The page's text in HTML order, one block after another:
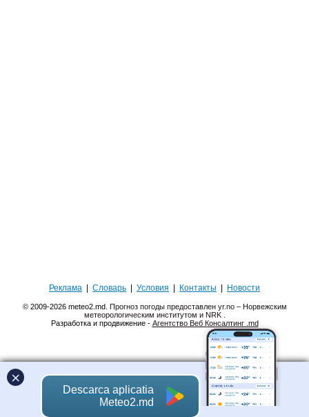
Реклама Словарь Условия Контакты Новости
© 2009-2026 meteo2.md. Прогноз погоды предоставлен yr.no – Норвежским
метеорологическим институтом и NRK
Разработка и продвижение - Агентство Веб Консалтинг .md